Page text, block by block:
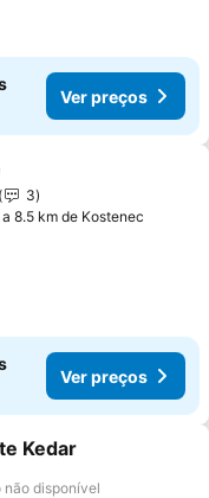
Ver preços
aos favoritos
3
8.5 km de Kostenec
Ver preços
aos favoritos
Kedar
não disponível